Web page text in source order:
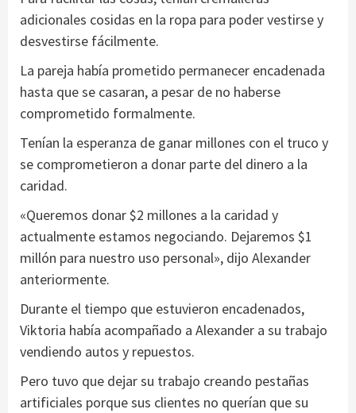
adicionales cosidas en la ropa para poder vestirse y
desvestirse fácilmente.
La pareja había prometido permanecer encadenada
hasta que se casaran, a pesar de no haberse
comprometido formalmente.
Tenían la esperanza de ganar millones con el truco y
se comprometieron a donar parte del dinero a la
caridad.
«Queremos donar $2 millones a la caridad y
actualmente estamos negociando. Dejaremos $1
millón para nuestro uso personal», dijo Alexander
anteriormente.
Durante el tiempo que estuvieron encadenados,
Viktoria había acompañado a Alexander a su trabajo
vendiendo autos y repuestos.
Pero tuvo que dejar su trabajo creando pestañas
artificiales porque sus clientes no querían que su